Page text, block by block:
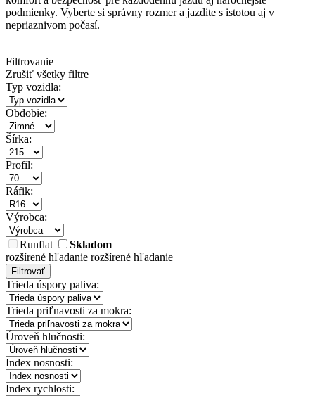
podmienky. Vyberte si správny rozmer a jazdite s istotou aj v
nepriaznivom počasí.
Filtrovanie
Zrušiť všetky filtre
Typ vozidla:
Obdobie:
Šírka:
Profil:
Ráfik:
Výrobca:
Runflat
Skladom
rozšírené hľadanie rozšírené hľadanie
Filtrovať
Trieda úspory paliva:
Trieda priľnavosti za mokra:
Úroveň hlučnosti:
Index nosnosti:
Index rychlosti: